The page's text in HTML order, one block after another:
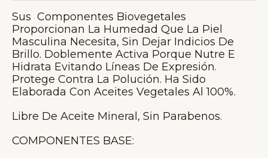
G.-
Sin
Aceite
Mineral
Cantidad
Sus Componentes Biovegetales
Proporcionan La Humedad Que La Piel
Masculina Necesita, Sin Dejar Indicios De
Brillo. Doblemente Activa Porque Nutre E
Hidrata Evitando Líneas De Expresión.
Protege Contra La Polución. Ha Sido
Elaborada Con Aceites Vegetales Al 100%.
Libre De Aceite Mineral, Sin Parabenos.
COMPONENTES BASE: